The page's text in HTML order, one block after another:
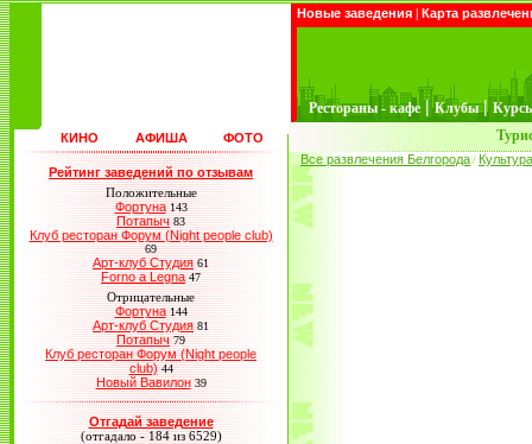
Новые заведения | Карта
Рестораны - кафе | Клубы |
КИНО АФИША ФОТО
Рейтинг заведений по отзывам
Положительные
Фортуна 143
Потапыч 83
Клуб ресторан Форум (Night people club)
69
Арт-клуб Студия 61
Forno a Legna 47
Отрицательные
Фортуна 144
Арт-клуб Студия 81
Потапыч 79
Клуб ресторан Форум (Night people
club) 44
Новый Вавилон 39
Отгадай заведение
(отгадало - 184 из 6529)
Все развлечения Белгорода / Культура